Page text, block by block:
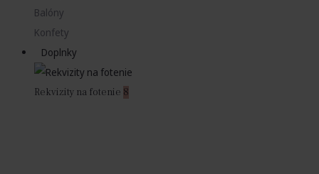
Balóny
Konfety
Doplnky
Rekvizity na fotenie 8